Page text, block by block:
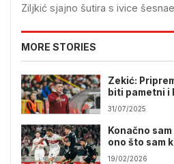
Ziljkić sjajno šutira s ivice
MORE STORIES
Zekić:
biti pametni i
31/07/2025
Konačno
ono što sam
TV-u
19/02/2026